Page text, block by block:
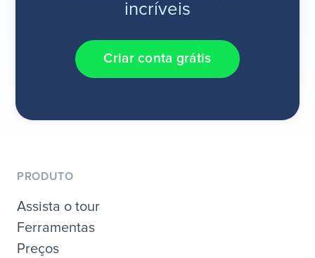
incríveis
Criar conta grátis
PRODUTO
Assista o tour
Ferramentas
Preços